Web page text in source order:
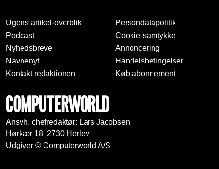
Ugens artikel-overblik
Podcast
Nyhedsbreve
Navnenyt
Kontakt redaktionen
Persondatapolitik
Cookie-samtykke
Annoncering
Handelsbetingelser
Køb abonnement
Ansvh. chefredaktør: Lars Jacobsen
Hørkær 18, 2730 Herlev
Udgiver © Computerworld A/S